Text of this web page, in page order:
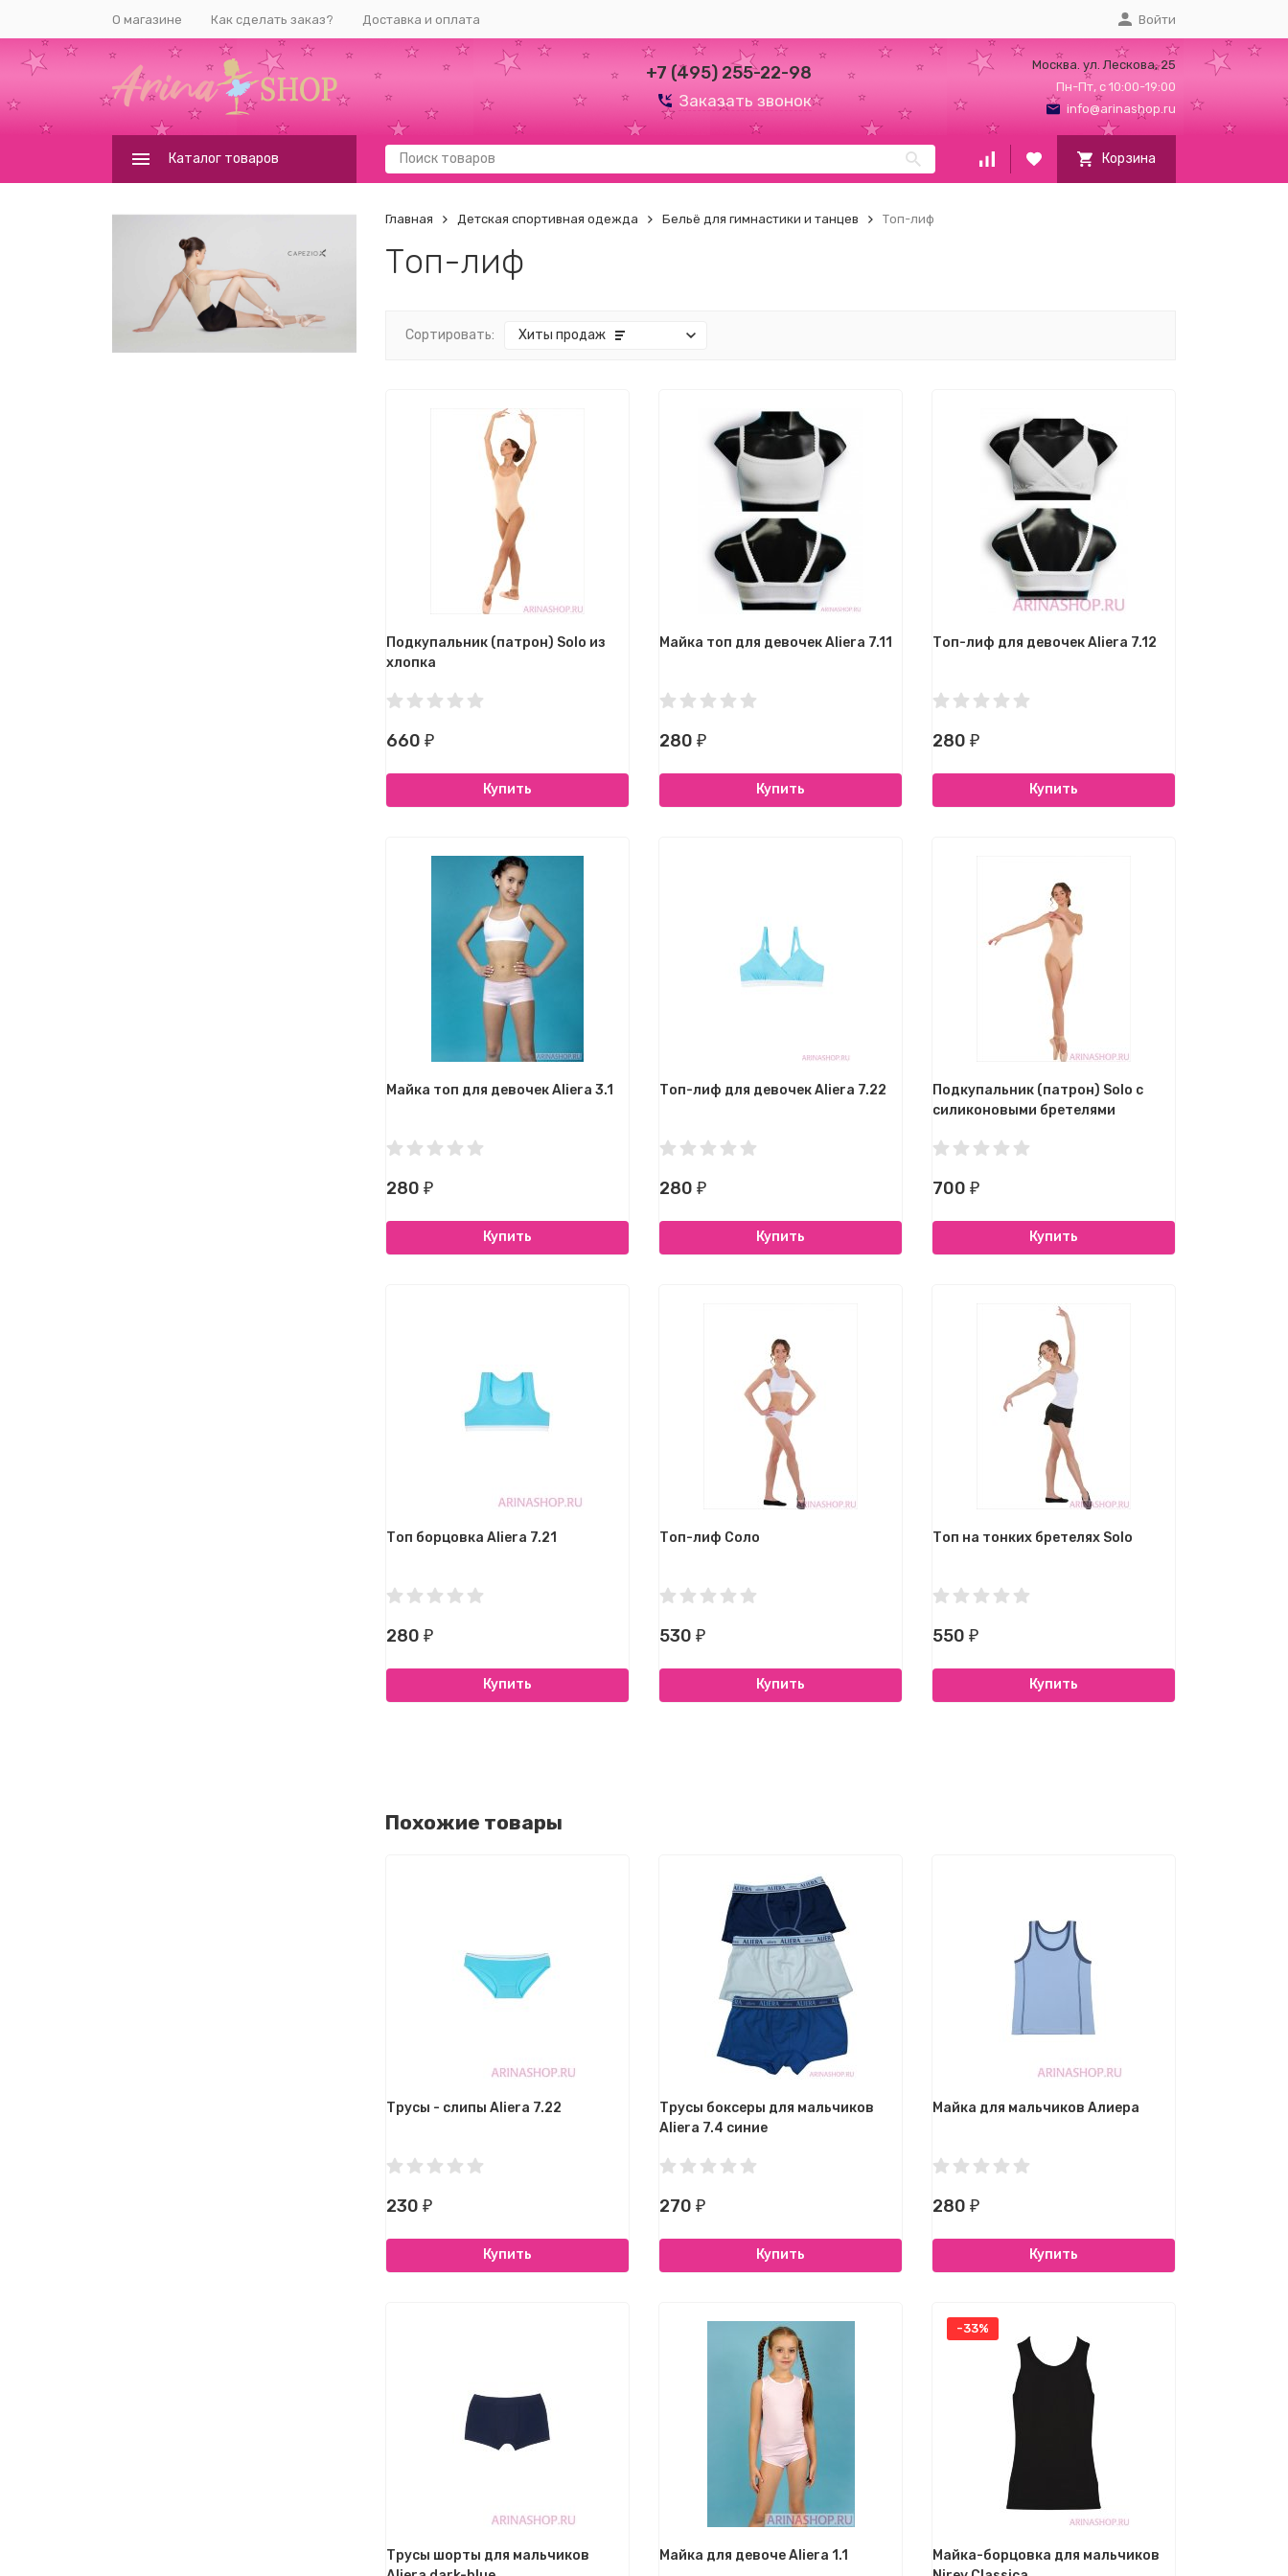
О магазине Как сделать заказ? Доставка и оплата Войти
+7 (495) 255-22-98
Заказать звонок
Москва. ул. Лескова, 25
Пн-Пт, с 10:00-19:00
info@arinashop.ru
Каталог товаров Корзина
Главная Детская спортивная одежда Бельё для гимнастики и танцев Топ-лиф
Топ-лиф
Сортировать: Хиты продаж
Подкупальник (патрон) Solo из
хлопка
660 ₽
Купить
Майка топ для девочек Aliera 7.11
280 ₽
Купить
Топ-лиф для девочек Aliera 7.12
280 ₽
Купить
Майка топ для девочек Aliera 3.1
280 ₽
Купить
Топ-лиф для девочек Aliera 7.22
280 ₽
Купить
Подкупальник (патрон) Solo с
силиконовыми бретелями
700 ₽
Купить
Топ борцовка Aliera 7.21
280 ₽
Купить
Топ-лиф Соло
530 ₽
Купить
Топ на тонких бретелях Solo
550 ₽
Купить
Похожие товары
Трусы - слипы Aliera 7.22
230 ₽
Купить
Трусы боксеры для мальчиков
Aliera 7.4 синие
270 ₽
Купить
Майка для мальчиков Алиера
280 ₽
Купить
Трусы шорты для мальчиков
Майка для девоче Aliera 1.1
-33%
Майка-борцовка для мальчиков